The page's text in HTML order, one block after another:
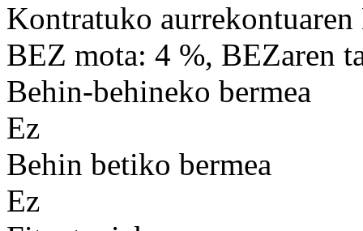
Kontratuko
BEZ mota: 4 %, BEZaren
Behin-behineko bermea
Ez
Behin betiko bermea
Ez